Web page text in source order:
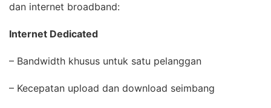
dan internet broadband:
Internet Dedicated
– Bandwidth khusus untuk satu pelanggan
– Kecepatan upload dan download seimbang